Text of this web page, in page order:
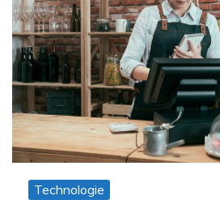
Technologie